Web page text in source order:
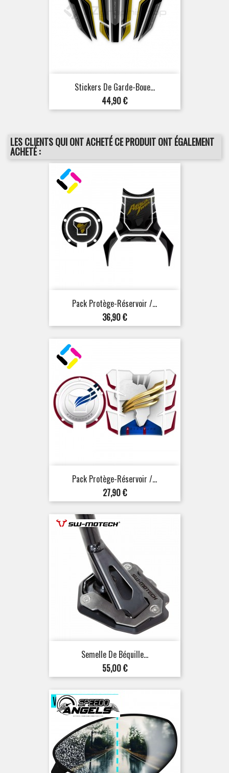
Stickers De Garde-Boue...
Prix
44,90 €
LES CLIENTS QUI ONT ACHETÉ CE PRODUIT ONT ÉGALEMENT
ACHETÉ :
Pack Protège-Réservoir /...
Prix
36,90 €
Pack Protège-Réservoir /...
Prix
27,90 €
Semelle De Béquille...
Prix
55,00 €